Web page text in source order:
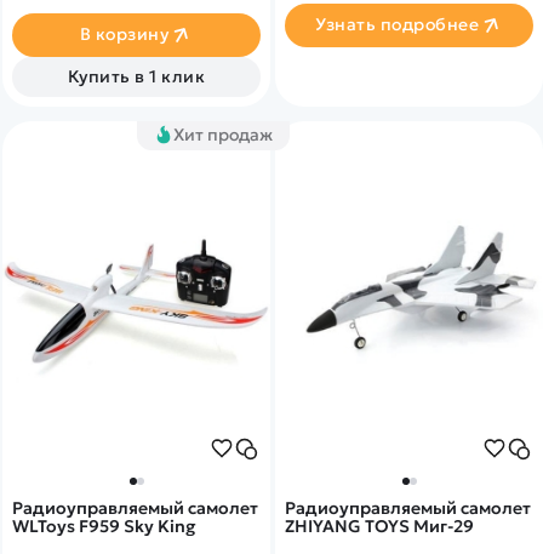
Узнать подробнее
mah
В корзину
Купить в 1 клик
Хит продаж
Радиоуправляемый самолет
WLToys F959 Sky King
Радиоуправляемый самолет
ZHIYANG TOYS Миг-29